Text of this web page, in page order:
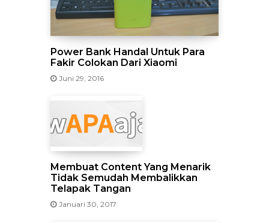
Power Bank Handal Untuk Para
Fakir Colokan Dari Xiaomi
Juni 29, 2016
Membuat Content Yang Menarik
Tidak Semudah Membalikkan
Telapak Tangan
Januari 30, 2017